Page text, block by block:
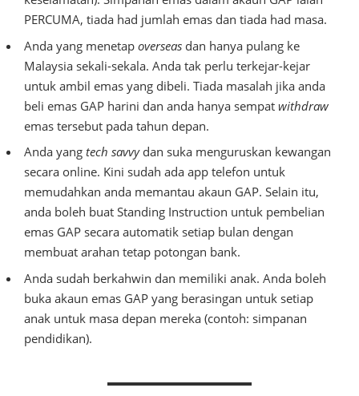
PERCUMA, tiada had jumlah emas dan tiada had masa.
Anda yang menetap overseas dan hanya pulang ke
Malaysia sekali-sekala. Anda tak perlu terkejar-kejar
untuk ambil emas yang dibeli. Tiada masalah jika anda
beli emas GAP harini dan anda hanya sempat withdraw
emas tersebut pada tahun depan.
Anda yang tech savvy dan suka menguruskan kewangan
secara online. Kini sudah ada app telefon untuk
memudahkan anda memantau akaun GAP. Selain itu,
anda boleh buat Standing Instruction untuk pembelian
emas GAP secara automatik setiap bulan dengan
membuat arahan tetap potongan bank.
Anda sudah berkahwin dan memiliki anak. Anda boleh
buka akaun emas GAP yang berasingan untuk setiap
anak untuk masa depan mereka (contoh: simpanan
pendidikan).